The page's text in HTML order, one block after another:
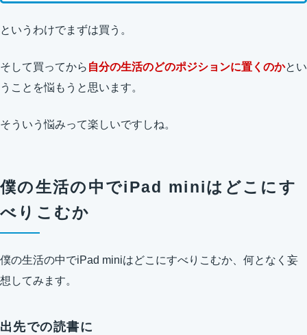
というわけでまずは買う。
そして買ってから 自分の生活のどのポジションに置くのかとい
うことを悩もうと思います。
そういう悩みって楽しいですしね。
僕の生活の中でiPad miniはどこにす
べりこむか
僕の生活の中でiPad miniはどこにすべりこむか、何となく妄
想してみます。
出先での読書に